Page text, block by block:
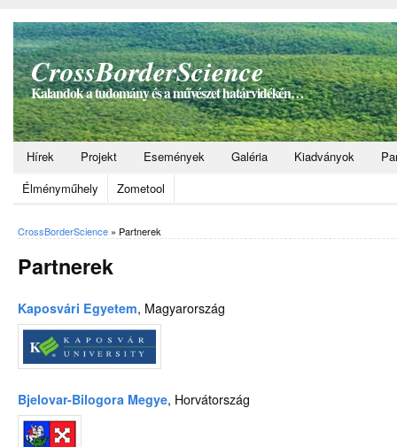
CrossBorderScience
Kalandok a tudomány és a művészet határvidékén…
Hírek Projekt Események Galéria Kiadványok
Élményműhely
Zometool
CrossBorderScience » Partnerek
Partnerek
Kaposvári Egyetem, Magyarország
Bjelovar-Bilogora Megye, Horvátország